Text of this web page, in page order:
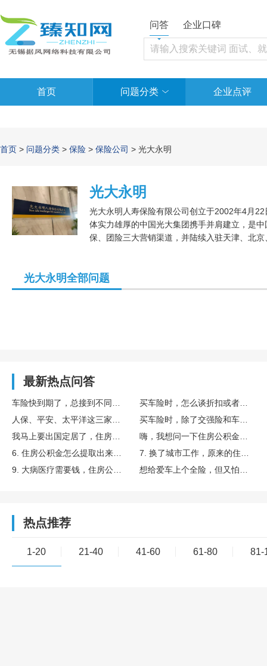
问答 企业口碑
首页 问题分类 企业点评
首页 > 问题分类 > 保险 > 保险公司 > 光大永明
光大永明
光大永明人寿保险有限公司创立于2002年4月
体实力雄厚的中国光大集团携手并肩建立，是
保、团险三大营销渠道，并陆续入驻天津、北
光大永明全部问题
最新热点问答
热点推荐
1-20 21-40 41-60 61-80 81-